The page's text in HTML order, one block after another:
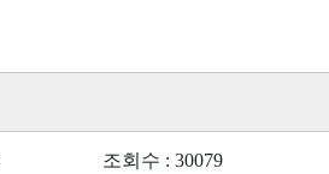
조회수 : 30079